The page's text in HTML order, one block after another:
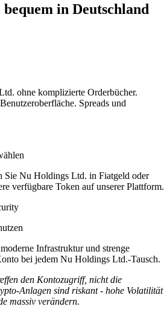
in Deutschland
ohne komplizierte Orderbücher.
Spreads und
Sie Nu Holdings Ltd. in Fiatgeld oder
verfügbare Token auf unserer Plattform.
Infrastruktur und strenge
bei jedem Nu Holdings Ltd.-Tausch.
den Kontozugriff, nicht die
Anlagen sind riskant - hohe Volatilität
massiv verändern.